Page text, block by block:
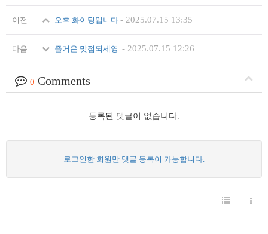
이전 오후 화이팅입니다 - 2025.07.15 13:35
다음 즐거운 맛점되세영. - 2025.07.15 12:26
0 Comments
등록된 댓글이 없습니다.
로그인한 회원만 댓글 등록이 가능합니다.